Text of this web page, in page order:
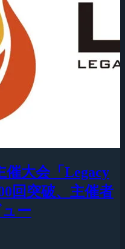
催大会「Legacy
回突破、主催者
ー